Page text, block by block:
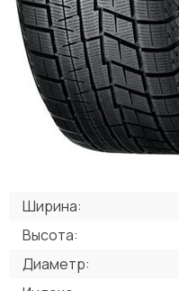
Ширина:
Высота:
Диаметр: